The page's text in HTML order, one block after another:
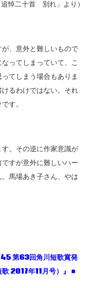
追悼二十首 別れ」より）
、意外と難しいもので
ってしまっていて、こ
てしまう場合もありま
るわけではない。それ
す。
。その逆に作家意識が
すが意外に難しいハー
馬場あき子さん、やは
第63回角川短歌賞発
歌 2017年11月号）』 ■